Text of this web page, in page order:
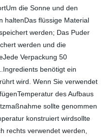
die Sonne und den
haltenDas flüssige Material
werden; Das Puder
werden und die
Verpackung 50
benötigt ein
wird. Wenn Sie verwendet
des Aufbaus
sollte genommen
konstruiert wirdsollte
rechts verwendet werden,